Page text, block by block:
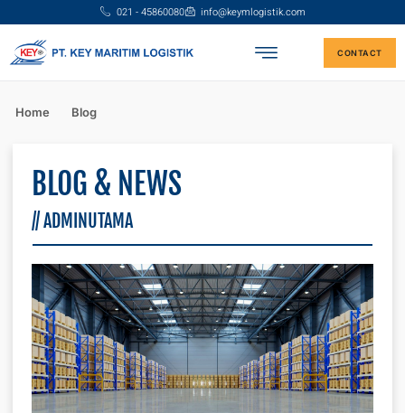
021 - 45860080 info@keymlogistik.com
CONTACT
Home Blog
BLOG & NEWS
//ADMINUTAMA